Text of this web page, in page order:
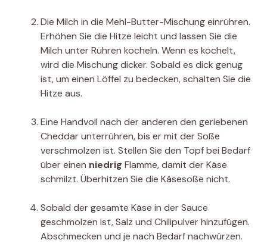
Die Milch in die Mehl-Butter-Mischung einrühren.
Erhöhen Sie die Hitze leicht und lassen Sie die
Milch unter Rühren köcheln. Wenn es köchelt,
wird die Mischung dicker. Sobald es dick genug
ist, um einen Löffel zu bedecken, schalten Sie die
Hitze aus.
Eine Handvoll nach der anderen den geriebenen
Cheddar unterrühren, bis er mit der Soße
verschmolzen ist. Stellen Sie den Topf bei Bedarf
über einen niedrig Flamme, damit der Käse
schmilzt. Überhitzen Sie die Käsesoße nicht.
Sobald der gesamte Käse in der Sauce
geschmolzen ist, Salz und Chilipulver hinzufügen.
Abschmecken und je nach Bedarf nachwürzen.